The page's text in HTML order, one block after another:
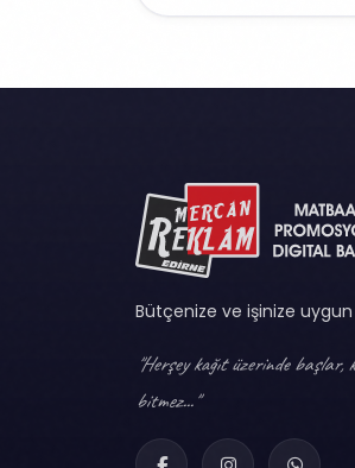
Bütçenize ve işinize
"Herşey kağıt üzerinde başlar,
bitmez..."